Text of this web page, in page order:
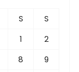
S
S
1
2
8
9